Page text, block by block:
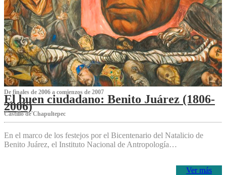
De finales de 2006 a comienzos de 2007
El buen ciudadano: Benito Juárez (1806-
2006)
Castillo de Chapultepec
En el marco de los festejos por el Bicentenario del Natalicio de
Benito Juárez, el Instituto Nacional de Antropología…
Ver más